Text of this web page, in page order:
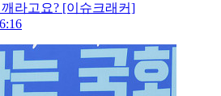
라고요? [이슈크래커]